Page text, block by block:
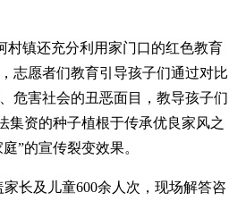
村镇还充分利用家门口的红色教育
志愿者们教育引导孩子们通过对比
危害社会的丑恶面目，教导孩子们
集资的种子植根于传承优良家风之
”的宣传裂变效果。
长及儿童600余人次，现场解答咨